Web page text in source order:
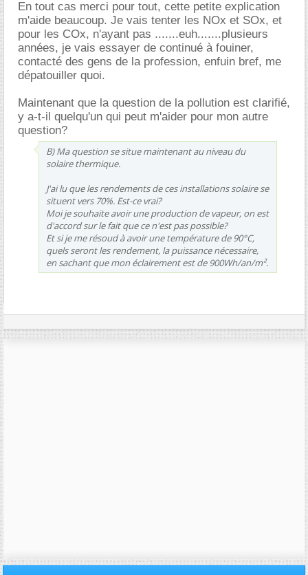
En tout cas merci pour tout, cette petite explication
m'aide beaucoup. Je vais tenter les NOx et SOx, et
pour les COx, n'ayant pas .......euh.......plusieurs
années, je vais essayer de continué à fouiner,
contacté des gens de la profession, enfuin bref, me
dépatouiller quoi.
Maintenant que la question de la pollution est clarifié,
y a-t-il quelqu'un qui peut m'aider pour mon autre
question?
B) Ma question se situe maintenant au niveau du
solaire thermique.
J'ai lu que les rendements de ces installations solaire se
situent vers 70%. Est-ce vrai?
Moi je souhaite avoir une production de vapeur, on est
d'accord sur le fait que ce n'est pas possible?
Et si je me résoud à avoir une température de 90°C,
quels seront les rendement, la puissance nécessaire,
en sachant que mon éclairement est de 900Wh/an/m².